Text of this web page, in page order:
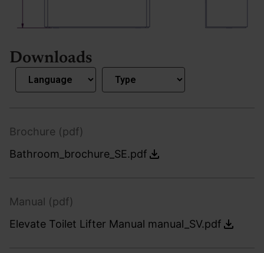
Downloads
Brochure (pdf)
Bathroom_brochure_SE.pdf
Manual (pdf)
Elevate Toilet Lifter Manual manual_SV.pdf